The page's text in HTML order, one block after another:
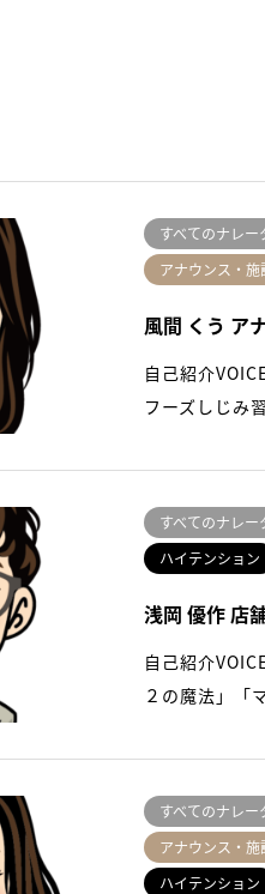
すべてのナレー
アナウンス・施
風間 くう ア
自己紹介
フーズしじみ
すべてのナレー
ハイテンション
浅岡 優作 店
自己紹介
２の魔法」「
すべてのナレー
アナウンス・施
ハイテンション